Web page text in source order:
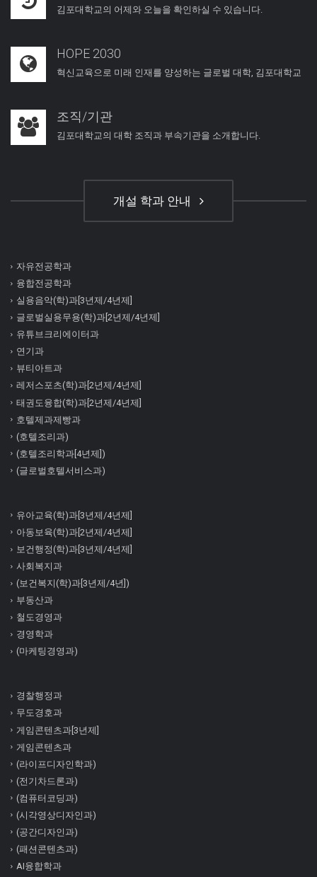
김포대학교의 어제와 오늘을 확인하실 수 있습니다.
HOPE 2030
혁신교육으로 미래 인재를 양성하는 글로벌 대학, 김포대학교
조직/기관
김포대학교의 대학 조직과 부속기관을 소개합니다.
개설 학과 안내
자유전공학과
융합전공학과
실용음악(학)과[3년제/4년제]
글로벌실용무용(학)과[2년제/4년제]
유튜브크리에이터과
연기과
뷰티아트과
레저스포츠(학)과[2년제/4년제]
태권도융합(학)과[2년제/4년제]
호텔제과제빵과
(호텔조리과)
(호텔조리학과[4년제])
(글로벌호텔서비스과)
유아교육(학)과[3년제/4년제]
아동보육(학)과[2년제/4년제]
보건행정(학)과[3년제/4년제]
사회복지과
(보건복지(학)과[3년제/4년])
부동산과
철도경영과
경영학과
(마케팅경영과)
경찰행정과
무도경호과
게임콘텐츠과[3년제]
게임콘텐츠과
(라이프디자인학과)
(전기차드론과)
(컴퓨터코딩과)
(시각영상디자인과)
(공간디자인과)
(패션콘텐츠과)
AI융합학과